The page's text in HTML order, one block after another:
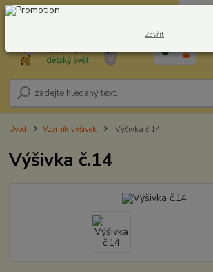
604278943
Úvod Vzorník výšivek Výšivka č.14
Výšivka č.14
Zavřít